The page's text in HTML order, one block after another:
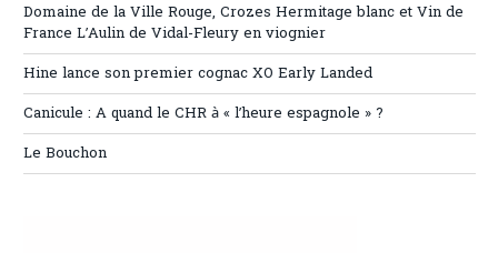
Domaine de la Ville Rouge, Crozes Hermitage blanc et Vin de
France L’Aulin de Vidal-Fleury en viognier
Hine lance son premier cognac XO Early Landed
Canicule : A quand le CHR à « l’heure espagnole » ?
Le Bouchon